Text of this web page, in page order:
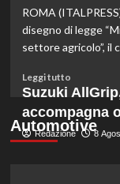
scopri
quali
marche
ROMA
disegno di legge
settore agricolo”, il
Leggi tuttoLeggi
di
su
Camera
Automotive
Suzuki
accompagna
Redazione 8